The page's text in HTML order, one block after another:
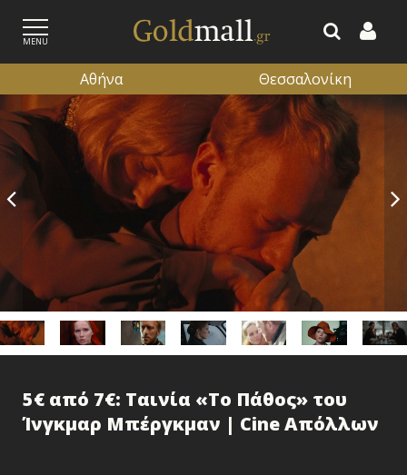
MENU
ΕΓΓΡΑΦΗ ΕΙΣΟΔΟΣ
Αθήνα Θεσσαλονίκη
5€ από 7€: Ταινία «Το Πάθος» του
Ίνγκμαρ Μπέργκμαν | Cine Απόλλων